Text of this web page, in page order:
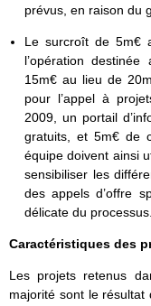
prévus, en raison du
Le surcroît de 5m€
l’opération
15m€ au lieu de
pour l’appel à
2009, un portail
gratuits, et 5m€ de
équipe doivent ainsi
sensibiliser les
des appels d’offre
délicate du processus.
Caractéristiques des
Les projets retenus
majorité sont le résultat